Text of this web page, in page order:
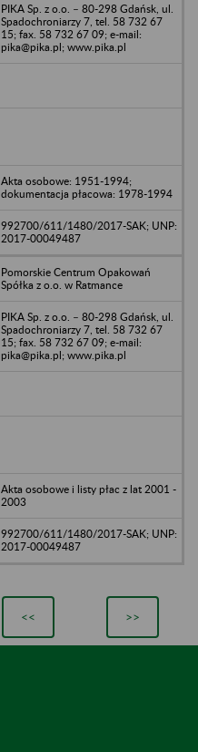
PIKA Sp. z o.o. – 80-298 Gdańsk, ul.
Spadochroniarzy 7, tel. 58 732 67
15; fax. 58 732 67 09; e-mail:
pika@pika.pl; www.pika.pl
Akta osobowe: 1951-1994;
dokumentacja płacowa: 1978-1994
992700/611/1480/2017-SAK; UNP:
2017-00049487
Pomorskie Centrum Opakowań
Spółka z o.o. w Ratmance
PIKA Sp. z o.o. – 80-298 Gdańsk, ul.
Spadochroniarzy 7, tel. 58 732 67
15; fax. 58 732 67 09; e-mail:
pika@pika.pl; www.pika.pl
Akta osobowe i listy płac z lat 2001 -
2003
992700/611/1480/2017-SAK; UNP:
2017-00049487
<< >>